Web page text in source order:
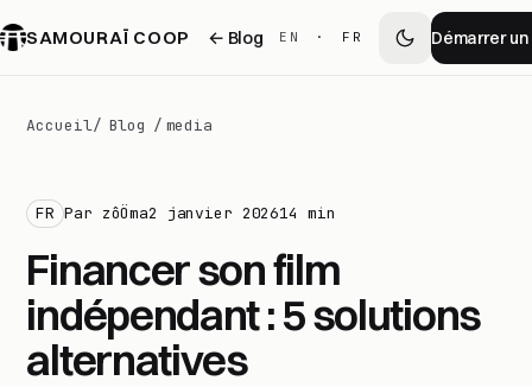
SAMOURAÏ COOP ← Blog EN · FR Démarrer
Accueil/ Blog / media
FR Par zôÖma2 janvier 202614 min
Financer son film
indépendant : 5 solutions
alternatives